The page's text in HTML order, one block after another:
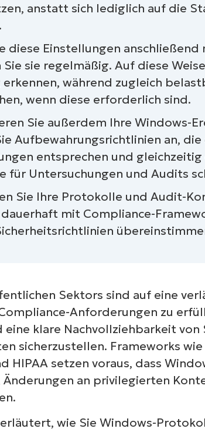
Framework mit Windows-
anstatt sich lediglich auf die
diese Einstellungen
sie regelmäßig. Auf diese
während zugleich
wenn diese erforderlich sind.
Sie außerdem Ihre Windows-
Aufbewahrungsrichtlinien an,
entsprechen und
für Untersuchungen und Audits
Sie Ihre Protokolle und Audit-
mit Compliance-
Sektors sind auf eine
Anforderungen zu
klare Nachvollziehbarkeit von
sicherzustellen. Frameworks wie
HIPAA setzen voraus, dass
Änderungen an privilegierten
wie Sie Windows-